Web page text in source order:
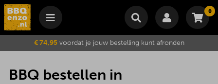
0
Winkelmand
Je winkelwagen is momenteel leeg.
Subtotaal €
Wijzig winkelmand
€ 74,95voordat je jouw bestelling kunt afronden
BBQ bestellen in